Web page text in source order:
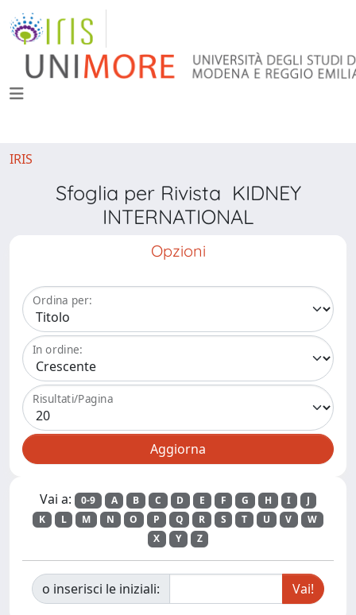
IRIS
Sfoglia per Rivista KIDNEY
INTERNATIONAL
Opzioni
Ordina per:
In ordine:
Risultati/Pagina
Vai a: 0-9 A B C D E F G H I
J
K
L M N O P Q R S T U V
W
X
Y Z
o inserisci le iniziali: